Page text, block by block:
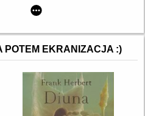
świat
POTEM EKRANIZACJA :)